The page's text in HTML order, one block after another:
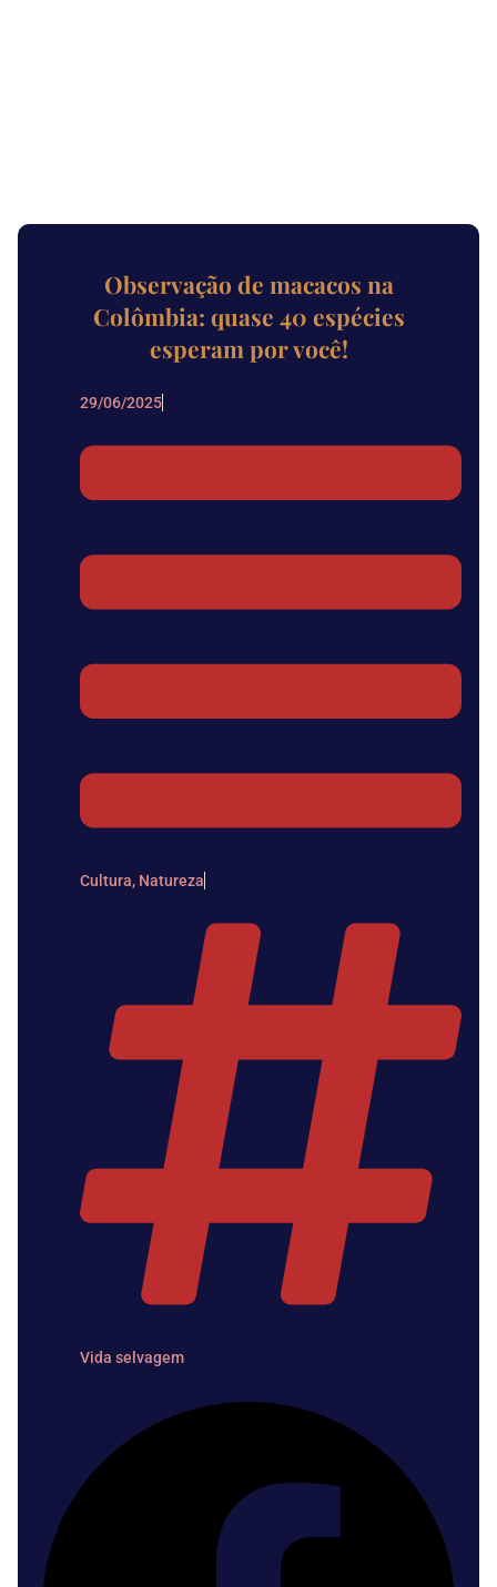
Observação de macacos na
Colômbia: quase 40 espécies
esperam por você!
29/06/2025
Cultura, Natureza
Vida selvagem